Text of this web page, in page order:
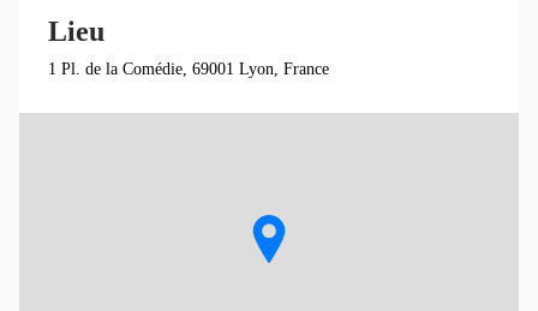
Lieu
1 Pl. de la Comédie, 69001 Lyon, France